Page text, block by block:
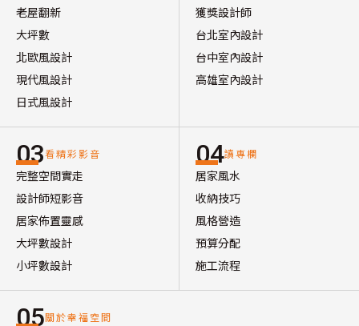
老屋翻新
大坪數
北歐風設計
現代風設計
日式風設計
獲獎設計師
台北室內設計
台中室內設計
高雄室內設計
03看精彩影音
完整空間實走
設計師短影音
居家佈置靈感
大坪數設計
小坪數設計
04讀專欄
居家風水
收納技巧
風格營造
預算分配
施工流程
05關於幸福空間